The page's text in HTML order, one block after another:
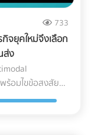
ธิภาพ กำลัง
สียเวลาโทรเช็
บ บริษัทขนส่ง
ชั้นนำ ที่มี
วามน่าเชื่อถือ
นค้ามหาศาล
ใหญ่ที่เคลื่อนย้าย
าจะตั้งฉากกันที่
เกิดขึ้นจากข้อ
ยกพื้นที่รับและส่ง
ริเวณประตูได้ดี
ใช้จ่ายทุกรายการ
รพากรแล้ว งบ
กู้ขอสินเชื่อกับ
บตัวเข้าสู่ระบบ
ๆ น้อยๆ จาก
วเลขใบกำกับ
าเหตุหลักที่ทำให้
ดาษ มาใช้ระบบ
733
จยุคใหม่จึงเลือก
ส่ง
อมไขข้อสงสัยว่า
ลา ค้นหาพาร์ท